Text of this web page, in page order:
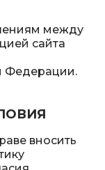
между
сайта
Федерации.
вносить